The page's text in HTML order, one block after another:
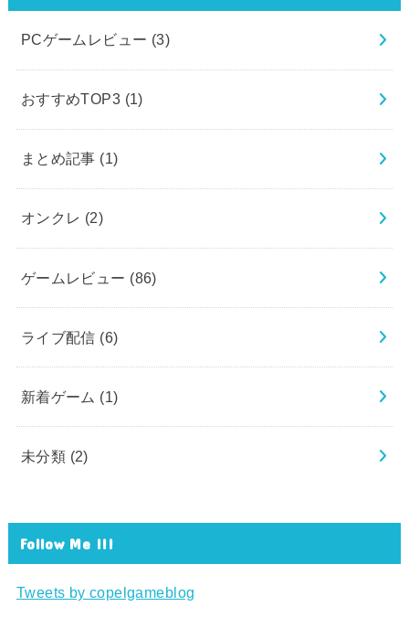
PCゲームレビュー (3)
おすすめTOP3 (1)
まとめ記事 (1)
オンクレ (2)
ゲームレビュー (86)
ライブ配信 (6)
新着ゲーム (1)
未分類 (2)
Follow Me !!!
Tweets by copelgameblog